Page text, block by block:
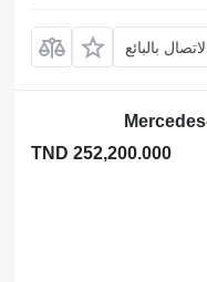
بالبائع
TND 252,200.000